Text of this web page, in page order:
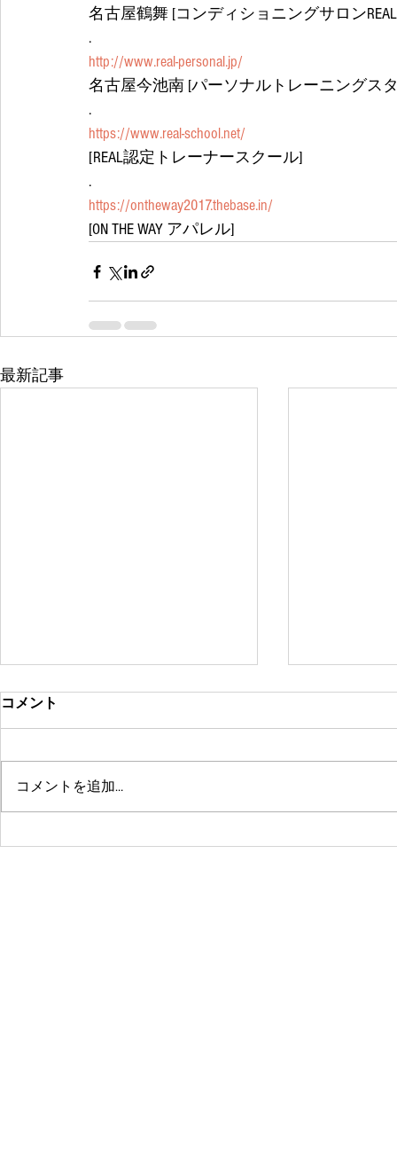
名古屋鶴舞 [コンディショニングサロン
.
http://www.real-personal.jp/
名古屋今池南 [パーソナルトレーニングスタ
.
https://www.real-school.net/
[REAL認定トレーナースクール]
.
https://ontheway2017.thebase.in/
[ON THE WAY アパレル]
最新記事
コメント
コメントを追加…